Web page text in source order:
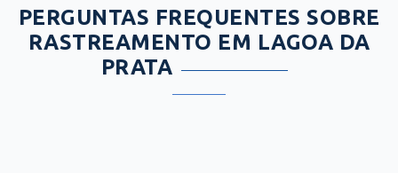
PERGUNTAS FREQUENTES SOBRE
RASTREAMENTO EM LAGOA DA
PRATA